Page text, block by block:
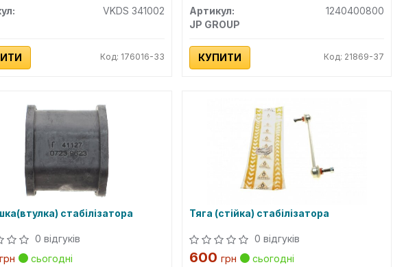
VKDS 341002
Код: 176016-33
Артикул:
1240400800
JP GROUP
КУПИТИ Код: 21869-37
стабілізатора
0 відгуків
грн
сьогодні
Тяга (стійка) стабілізатора
0 відгуків
600грн
сьогодні